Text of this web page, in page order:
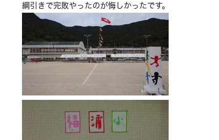
綱引きで完敗やったのが悔しかったです。